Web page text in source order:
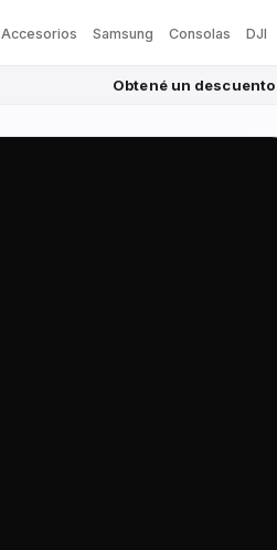
Accesorios Samsung Consolas DJI
Obtené un descuento